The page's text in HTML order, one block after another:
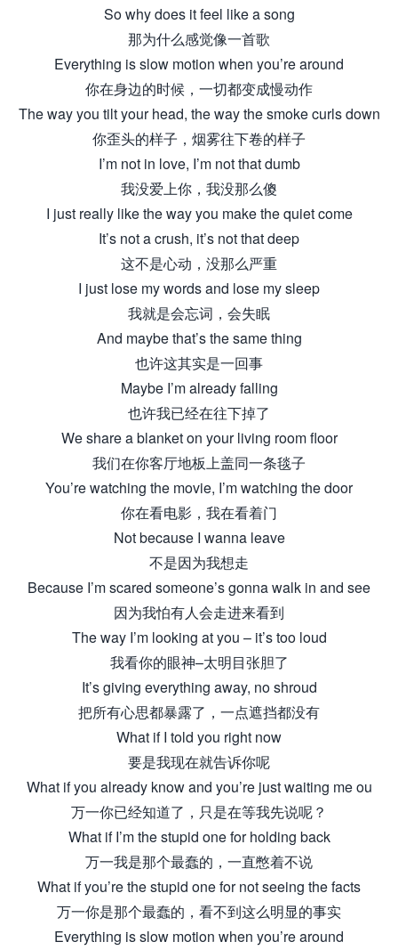
So why does it feel like a song
那为什么感觉像一首歌
Everything is slow motion when you’re around
你在身边的时候，一切都变成慢动作
The way you tilt your head, the way the smoke curls down
你歪头的样子，烟雾往下卷的样子
I’m not in love, I’m not that dumb
我没爱上你，我没那么傻
I just really like the way you make the quiet come
It’s not a crush, it’s not that deep
这不是心动，没那么严重
I just lose my words and lose my sleep
我就是会忘词，会失眠
And maybe that’s the same thing
也许这其实是一回事
Maybe I’m already falling
也许我已经在往下掉了
We share a blanket on your living room floor
我们在你客厅地板上盖同一条毯子
You’re watching the movie, I’m watching the door
你在看电影，我在看着门
Not because I wanna leave
不是因为我想走
Because I’m scared someone’s gonna walk in and see
因为我怕有人会走进来看到
The way I’m looking at you – it’s too loud
我看你的眼神–太明目张胆了
It’s giving everything away, no shroud
把所有心思都暴露了，一点遮挡都没有
What if I told you right now
要是我现在就告诉你呢
What if you already know and you’re just waiting me ou
万一你已经知道了，只是在等我先说呢？
What if I’m the stupid one for holding back
万一我是那个最蠢的，一直憋着不说
What if you’re the stupid one for not seeing the facts
万一你是那个最蠢的，看不到这么明显的事实
Everything is slow motion when you’re around